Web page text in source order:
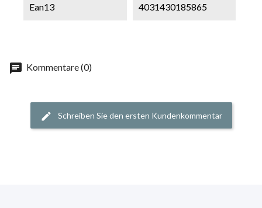
Ean13 4031430185865
chat Kommentare (0)
edit Schreiben Sie den ersten Kundenkommentar